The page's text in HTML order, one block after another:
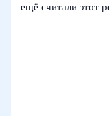
ещё считали этот